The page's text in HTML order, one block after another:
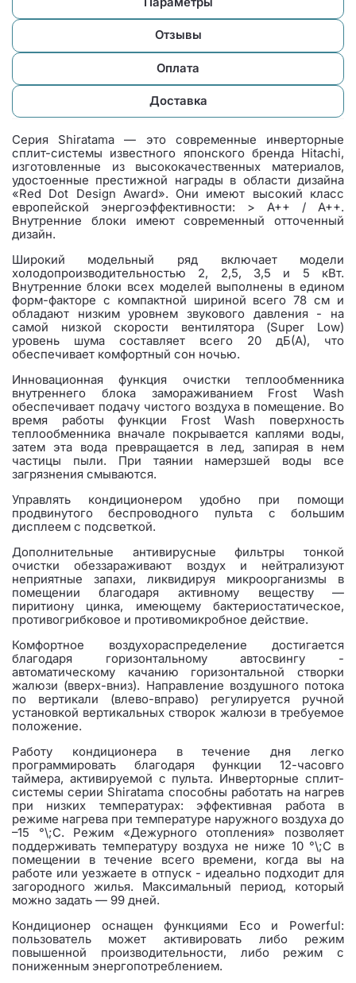
Отзывы
Оплата
Доставка
Серия Shiratama — это современные инверторные
сплит-системы известного японского бренда Hitachi,
изготовленные из высококачественных материалов,
удостоенные престижной награды в области дизайна
«Red Dot Design Award». Они имеют высокий класс
европейской энергоэффективности: > А++ / A++.
Внутренние блоки имеют современный отточенный
дизайн.
Широкий модельный ряд включает модели
холодопроизводительностью 2, 2,5, 3,5 и 5 кВт.
Внутренние блоки всех моделей выполнены в едином
форм-факторе с компактной шириной всего 78 см и
обладают низким уровнем звукового давления - на
самой низкой скорости вентилятора (Super Low)
уровень шума составляет всего 20 дБ(А), что
обеспечивает комфортный сон ночью.
Инновационная функция очистки теплообменника
внутреннего блока замораживанием Frost Wash
обеспечивает подачу чистого воздуха в помещение. Во
время работы функции Frost Wash поверхность
теплообменника вначале покрывается каплями воды,
затем эта вода превращается в лед, запирая в нем
частицы пыли. При таянии намерзшей воды все
загрязнения смываются.
Управлять кондиционером удобно при помощи
продвинутого беспроводного пульта с большим
дисплеем с подсветкой.
Дополнительные антивирусные фильтры тонкой
очистки обеззараживают воздух и нейтрализуют
неприятные запахи, ликвидируя микроорганизмы в
помещении благодаря активному веществу —
пиритиону цинка, имеющему бактериостатическое,
противогрибковое и противомикробное действие.
Комфортное воздухораспределение достигается
благодаря горизонтальному автосвингу -
автоматическому качанию горизонтальной створки
жалюзи (вверх-вниз). Направление воздушного потока
по вертикали (влево-вправо) регулируется ручной
установкой вертикальных створок жалюзи в требуемое
положение.
Работу кондиционера в течение дня легко
программировать благодаря функции 12-часовго
таймера, активируемой с пульта. Инверторные сплит-
системы серии Shiratama способны работать на нагрев
при низких температурах: эффективная работа в
режиме нагрева при температуре наружного воздуха до
–15 °\;C. Режим «Дежурного отопления» позволяет
поддерживать температуру воздуха не ниже 10 °\;C в
помещении в течение всего времени, когда вы на
работе или уезжаете в отпуск - идеально подходит для
загородного жилья. Максимальный период, который
можно задать — 99 дней.
Кондиционер оснащен функциями Eco и Powerful:
пользователь может активировать либо режим
повышенной производительности, либо режим с
пониженным энергопотреблением.